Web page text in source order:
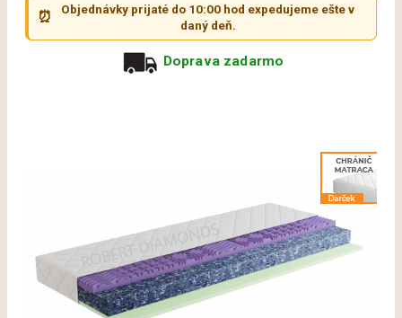
⏰
Objednávky prijaté do 10:00 hod expedujeme ešte v
daný deň.
Doprava zadarmo